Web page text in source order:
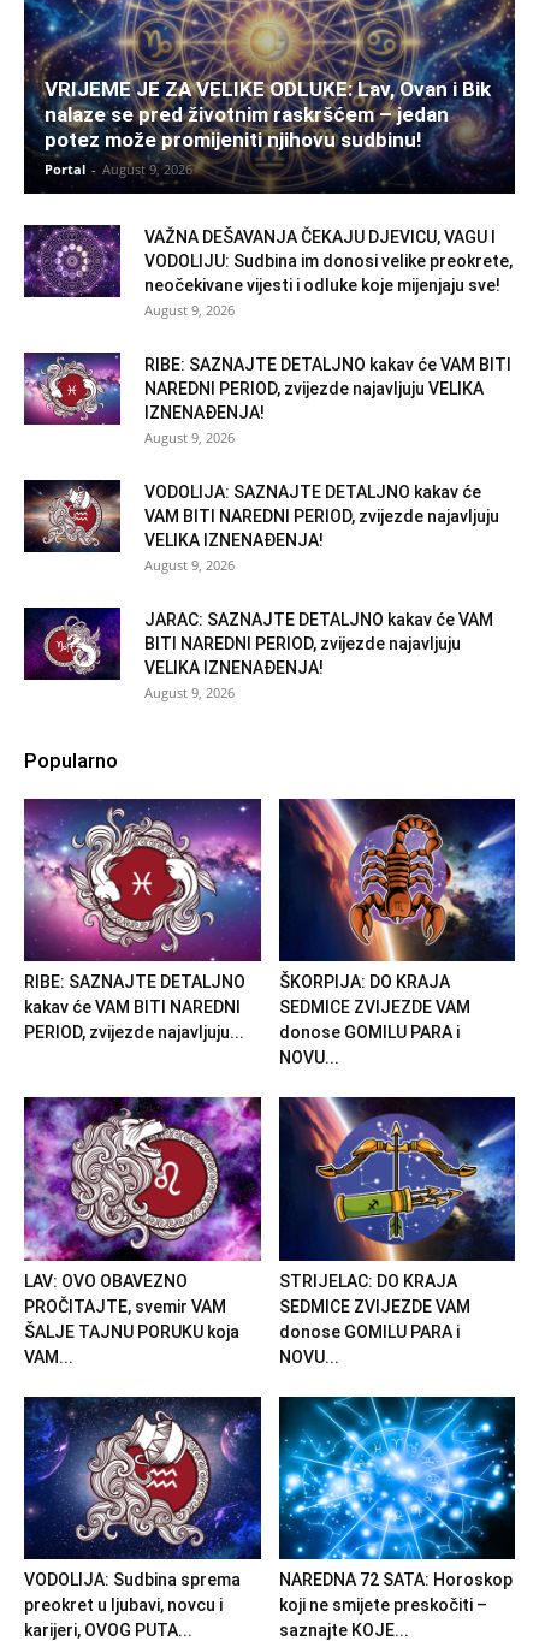
VRIJEME JE ZA VELIKE ODLUKE: Lav, Ovan i Bik
nalaze se pred životnim raskršćem – jedan
potez može promijeniti njihovu sudbinu!
Portal - August 9, 2026
VAŽNA DEŠAVANJA ČEKAJU DJEVICU, VAGU I
VODOLIJU: Sudbina im donosi velike preokrete,
neočekivane vijesti i odluke koje mijenjaju sve!
August 9, 2026
RIBE: SAZNAJTE DETALJNO kakav će VAM BITI
NAREDNI PERIOD, zvijezde najavljuju VELIKA
IZNENAĐENJA!
August 9, 2026
VODOLIJA: SAZNAJTE DETALJNO kakav će
VAM BITI NAREDNI PERIOD, zvijezde najavljuju
VELIKA IZNENAĐENJA!
August 9, 2026
JARAC: SAZNAJTE DETALJNO kakav će VAM
BITI NAREDNI PERIOD, zvijezde najavljuju
VELIKA IZNENAĐENJA!
August 9, 2026
Popularno
RIBE: SAZNAJTE DETALJNO
kakav će VAM BITI NAREDNI
PERIOD, zvijezde najavljuju...
ŠKORPIJA: DO KRAJA
SEDMICE ZVIJEZDE VAM
donose GOMILU PARA i
NOVU...
LAV: OVO OBAVEZNO
PROČITAJTE, svemir VAM
ŠALJE TAJNU PORUKU koja
VAM...
STRIJELAC: DO KRAJA
SEDMICE ZVIJEZDE VAM
donose GOMILU PARA i
NOVU...
VODOLIJA: Sudbina sprema
preokret u ljubavi, novcu i
karijeri, OVOG PUTA...
NAREDNA 72 SATA: Horoskop
koji ne smijete preskočiti –
saznajte KOJE...